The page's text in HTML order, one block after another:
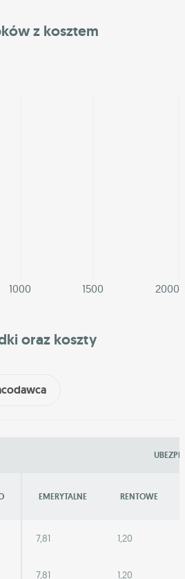
z kosztem
1000 1500 2000
oraz koszty
EMERYTALNE RENTOWE
7,81 1,20
7,81 1,20